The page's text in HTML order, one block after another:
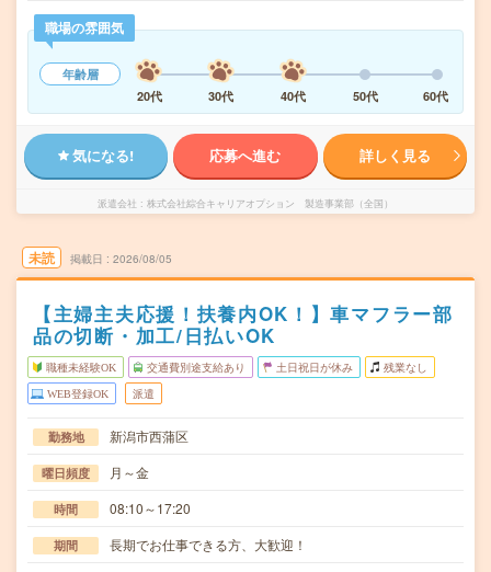
職場の雰囲気
年齢層
20代
30代 40代 50代 60代
気になる! 応募へ進む 詳しく見る
派遣会社 株式会社綜合キャリアオプション 製造事業部（全国）
未読 掲載日 2026/08/05
【主婦主夫応援！扶養内OK！】車マフラー部
品の切断・加工/日払いOK
職種未経験OK 交通費別途支給あり 土日祝日が休み 残業なし
WEB登録OK 派遣
勤務地 新潟市西蒲区
曜日頻度 月～金
時間 08:10～17:20
期間 長期でお仕事できる方、大歓迎！